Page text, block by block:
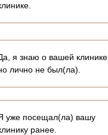
я знаю о вашей клинике,
лично не был(ла).
уже посещал(ла) вашу
ранее.